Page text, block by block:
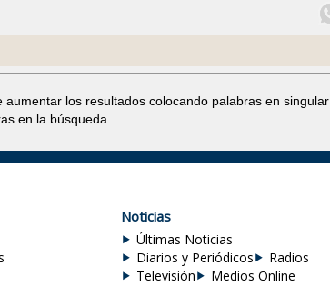
aumentar los resultados colocando palabras en
en la búsqueda.
Noticias
Últimas Noticias
Diarios y Periódicos
Radios
Televisión
Medios Online